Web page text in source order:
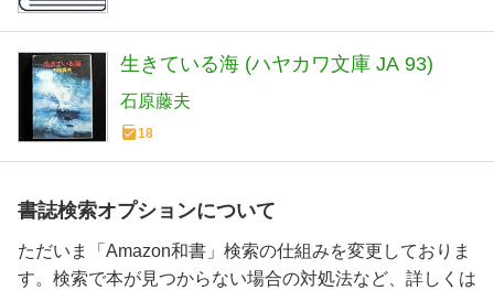
生きている海 (ハヤカワ文庫 JA 93)
石原藤夫
18
書誌検索オプションについて
ただいま「Amazon和書」検索の仕組みを変更しておりま
す。検索で本が見つからない場合の対処法など、詳しくは